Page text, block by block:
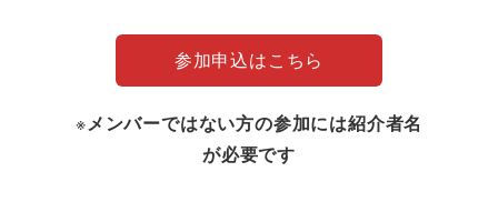
参加申込はこちら
※メンバーではない方の参加には紹介者名
が必要です